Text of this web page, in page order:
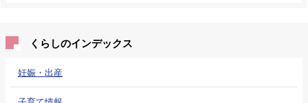
くらしのインデックス
妊娠・出産